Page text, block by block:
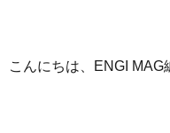
こんにちは、ENGI MAG